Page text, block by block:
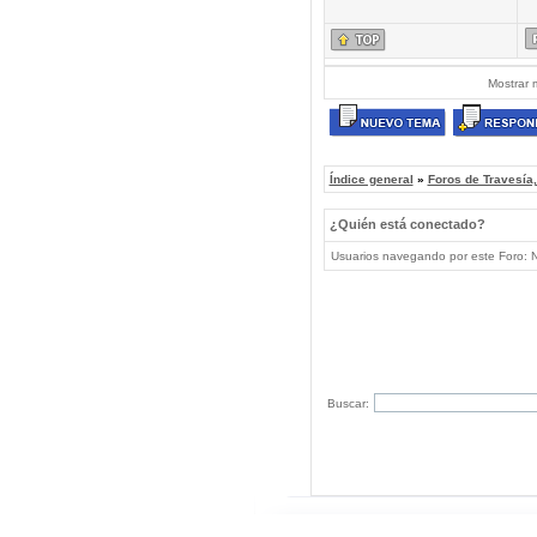
Mostrar
Índice general » Foros de
¿Quién está conectado?
Usuarios navegando por este Foro:
Buscar: